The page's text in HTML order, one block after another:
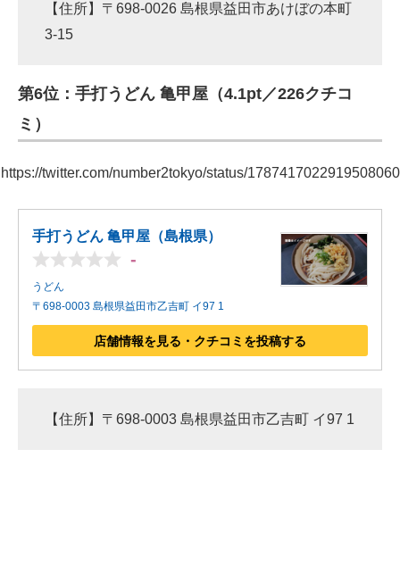
【住所】〒698-0026 島根県益田市あけぼの本町
3-15
第6位：手打うどん 亀甲屋（4.1pt／226クチコ
ミ）
https://twitter.com/number2tokyo/status/1787417022919508060
手打うどん 亀甲屋（島根県）
-
うどん
〒698-0003 島根県益田市乙吉町 イ97 1
店舗情報を見る・クチコミを投稿する
【住所】〒698-0003 島根県益田市乙吉町 イ97 1